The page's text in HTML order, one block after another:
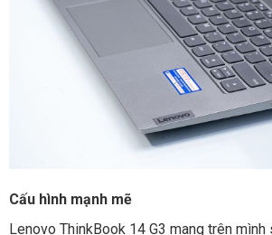
Cấu hình mạnh mẽ
Lenovo ThinkBook 14 G3 mang trên